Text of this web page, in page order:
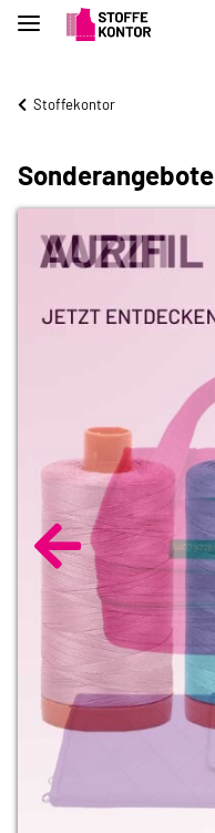
Stoffekontor
Sonderangebote